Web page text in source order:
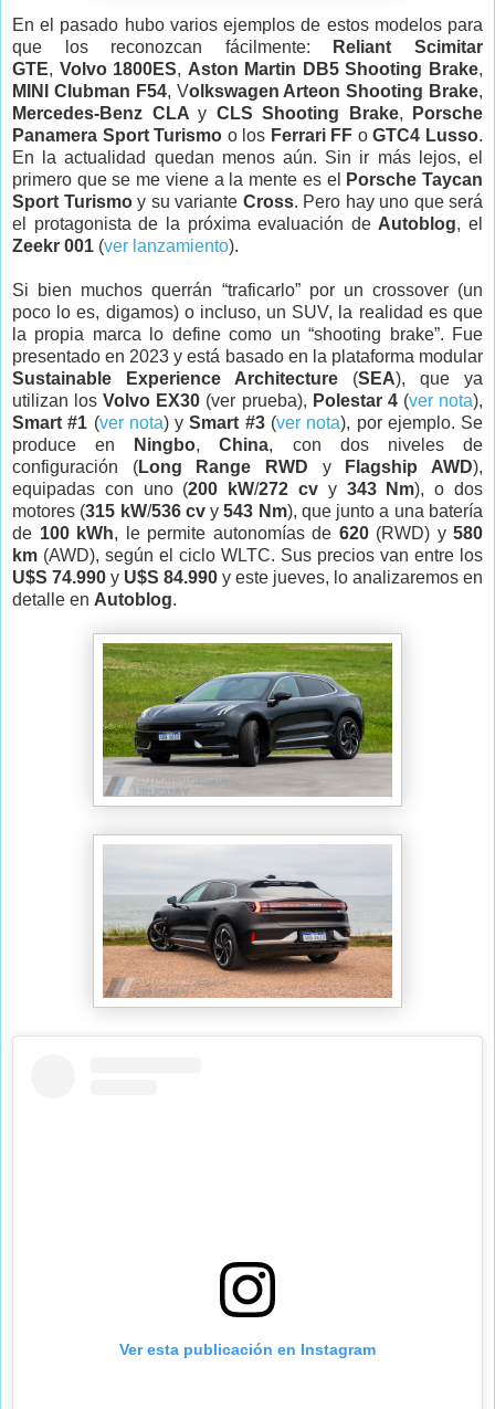
En el pasado hubo varios ejemplos de estos modelos para
que los reconozcan fácilmente:
Reliant Scimitar
GTE, Volvo 1800ES, Aston Martin DB5 Shooting Brake,
MINI Clubman F54, Volkswagen Arteon Shooting Brake,
Mercedes-Benz CLA y CLS Shooting Brake,
Porsche
Panamera Sport Turismo o los Ferrari FF oGTC4 Lusso.
En la actualidad quedan menos aún. Sin ir más lejos, el
primero que se me viene a la mente es el
Porsche Taycan
Sport Turismoy su variante Cross. Pero hay uno que será
el protagonista de la próxima evaluación de Autoblog, el
Zeekr 001 (ver lanzamiento).
Si bien muchos querrán “traficarlo” por un crossover (un
poco lo es, digamos) o incluso, un SUV, la realidad es que
la propia marca lo define como un “shooting brake”. Fue
presentado en 2023 y está basado en la plataforma modular
Sustainable Experience Architecture (SEA), que ya
utilizan losVolvo EX30 (ver prueba), Polestar 4(ver nota),
Smart #1 (ver nota) ySmart #3(ver nota), por ejemplo. Se
produce en
Ningbo,China, con dos niveles de
configuración (Long Range RWD y Flagship AWD),
equipadas con uno (200 kW/272 cv y 343 Nm), o dos
motores (315 kW/536 cvy543 Nm), que junto a una batería
de 100 kWh, le permite autonomías de 620(RWD) y 580
km (AWD), según el ciclo WLTC. Sus precios van entre los
U$S 74.990 y U$S 84.990 y este jueves, lo analizaremos en
detalle en Autoblog.
Ver esta publicación en Instagram